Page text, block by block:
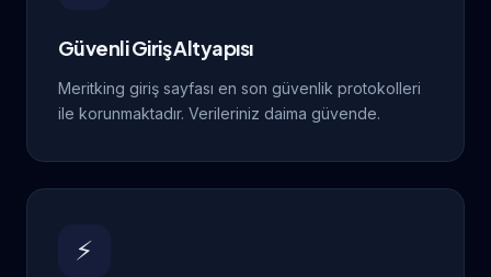
Güvenli Giriş Altyapısı
Meritking giriş sayfası en son güvenlik protokolleri
ile korunmaktadır. Verileriniz daima güvende.
⚡